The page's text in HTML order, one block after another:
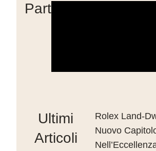
Partner
Ultimi
Articoli
Rolex Land-
Nuovo